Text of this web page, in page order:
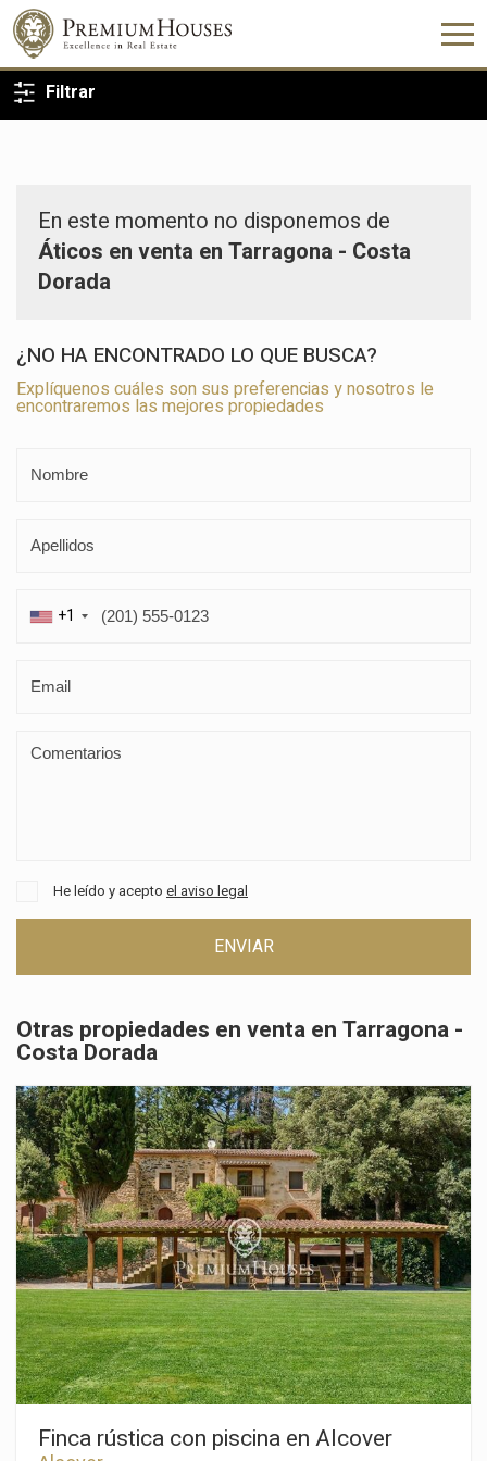
Filtrar
VOLVER A LA BÚSQUEDA
En este momento no disponemos de
Áticos en venta en Tarragona - Costa
Dorada
¿NO HA ENCONTRADO LO QUE BUSCA?
Explíquenos cuáles son sus preferencias y nosotros le
encontraremos las mejores propiedades
+1
He leído y acepto el aviso legal
ENVIAR
Otras propiedades en venta en Tarragona -
Costa Dorada
Finca rústica con piscina en Alcover
Modificar cookies